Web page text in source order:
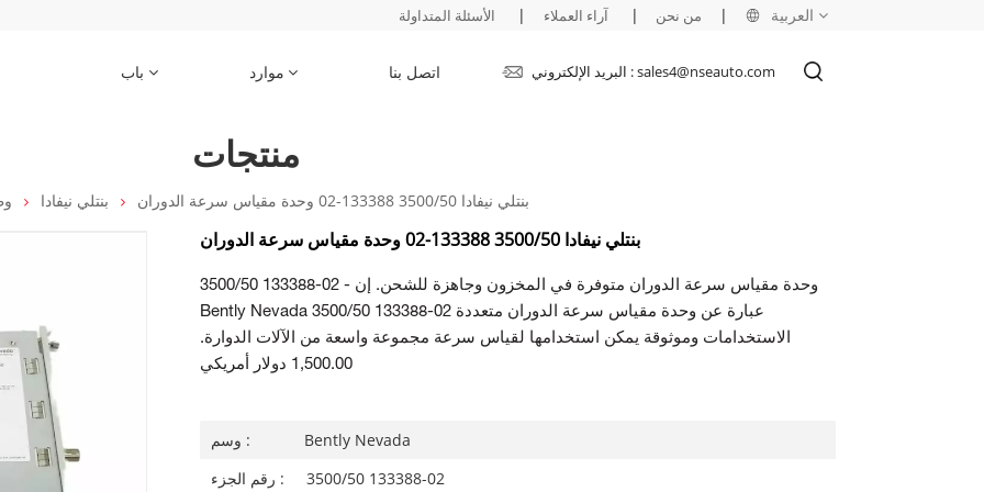
العربية
العربية
من نحن | آراء العملاء | الأسئلة المتداولة |
باب موارد اتصل بنا البريد الإلكتروني : sales4@nseauto.com
منتجات
بنتلي نيفادا بنتلي نيفادا 3500/50 133388-02 وحدة مقياس سرعة الدوران
بنتلي نيفادا 3500/50 133388-02 وحدة مقياس سرعة الدوران
3500/50 133388-02 - وحدة مقياس سرعة الدوران متوفرة في المخزون وجاهزة للشحن. إن
Bently Nevada 3500/50 133388-02 عبارة عن وحدة مقياس سرعة الدوران متعددة
الاستخدامات وموثوقة يمكن استخدامها لقياس سرعة مجموعة واسعة من الآلات الدوارة.
1,500.00 دولار أمريكي
وسم :
Bently Nevada
رقم الجزء :
3500/50 133388-02